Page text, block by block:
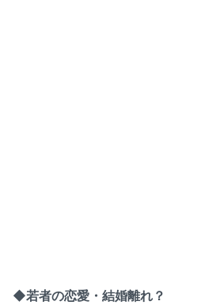
◆若者の恋愛・結婚離れ？